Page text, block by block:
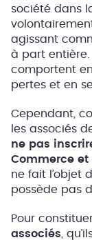
société dans
agissant
à part entière.
comportent
pertes et en
Cependant,
les associés
ne pas
Commerce et
ne fait l’objet
possède pas
Pour
associés ,